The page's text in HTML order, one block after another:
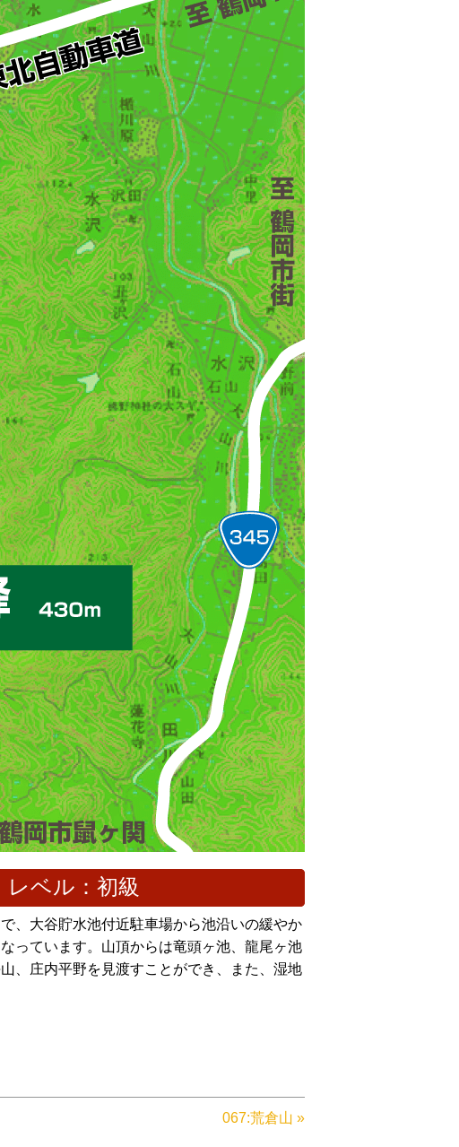
ベル：初級
、大谷貯水池付近駐車場から池沿いの緩やか
っています。山頂からは竜頭ヶ池、龍尾ヶ池
、庄内平野を見渡すことができ、また、湿地
067:荒倉山 »